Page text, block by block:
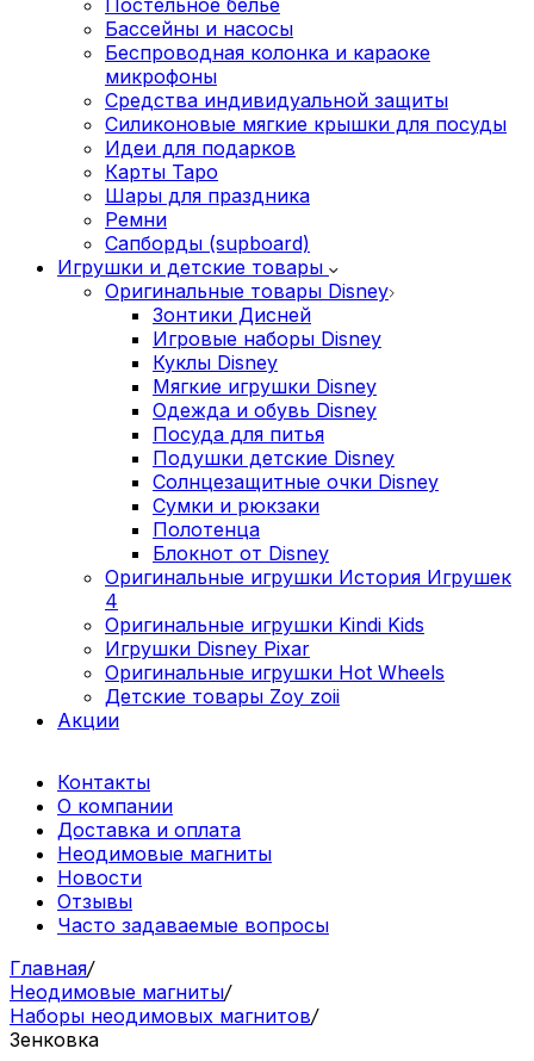
Бассейны и насосы
Беспроводная колонка и караоке
микрофоны
Средства индивидуальной защиты
Силиконовые мягкие крышки для посуды
Идеи для подарков
Карты Таро
Шары для праздника
Ремни
Сапборды (supboard)
Игрушки и детские товары
Оригинальные товары Disney
Зонтики Дисней
Игровые наборы Disney
Куклы Disney
Мягкие игрушки Disney
Одежда и обувь Disney
Посуда для питья
Подушки детские Disney
Cолнцезащитные очки Disney
Сумки и рюкзаки
Полотенца
Блокнот от Disney
Оригинальные игрушки История Игрушек
4
Оригинальные игрушки Kindi Kids
Игрушки Disney Pixar
Оригинальные игрушки Hot Wheels
Детские товары Zoy zoii
Акции
Контакты
О компании
Доставка и оплата
Неодимовые магниты
Новости
Отзывы
Часто задаваемые вопросы
Главная/
Неодимовые магниты/
Наборы неодимовых магнитов/
Зенковка